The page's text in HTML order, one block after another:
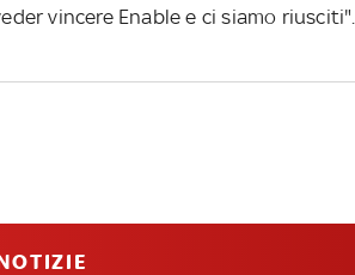
vincere Enable e ci siamo riusciti".